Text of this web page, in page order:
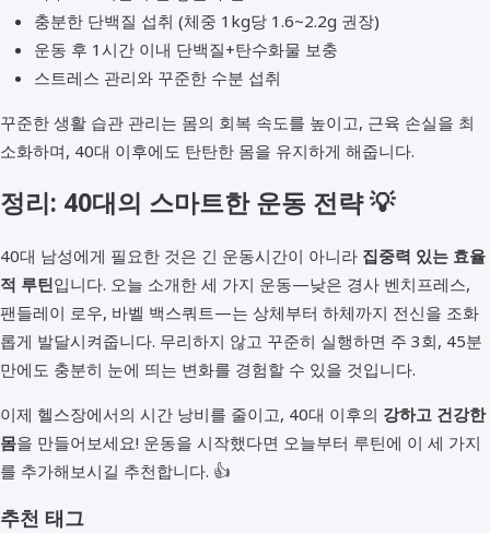
충분한 단백질 섭취 (체중 1kg당 1.6~2.2g 권장)
운동 후 1시간 이내 단백질+탄수화물 보충
스트레스 관리와 꾸준한 수분 섭취
꾸준한 생활 습관 관리는 몸의 회복 속도를 높이고, 근육 손실을 최
소화하며, 40대 이후에도 탄탄한 몸을 유지하게 해줍니다.
정리: 40대의 스마트한 운동 전략 💡
40대 남성에게 필요한 것은 긴 운동시간이 아니라 집중력 있는 효율
적 루틴입니다. 오늘 소개한 세 가지 운동—낮은 경사 벤치프레스,
팬들레이 로우, 바벨 백스쿼트—는 상체부터 하체까지 전신을 조화
롭게 발달시켜줍니다. 무리하지 않고 꾸준히 실행하면 주 3회, 45분
만에도 충분히 눈에 띄는 변화를 경험할 수 있을 것입니다.
이제 헬스장에서의 시간 낭비를 줄이고, 40대 이후의 강하고 건강한
몸을 만들어보세요! 운동을 시작했다면 오늘부터 루틴에 이 세 가지
를 추가해보시길 추천합니다. 👍
추천 태그